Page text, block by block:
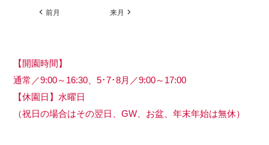
前月 来月
【開園時間】
通常／9:00～16:30、5･7･8月／9:00～17:00
【休園日】水曜日
（祝日の場合はその翌日、GW、お盆、年末年始は無休）